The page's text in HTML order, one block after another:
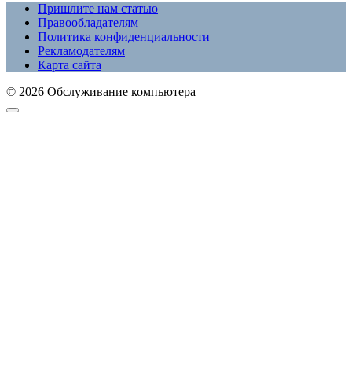
Пришлите нам статью
Правообладателям
Политика конфиденциальности
Рекламодателям
Карта сайта
© 2026 Обслуживание компьютера